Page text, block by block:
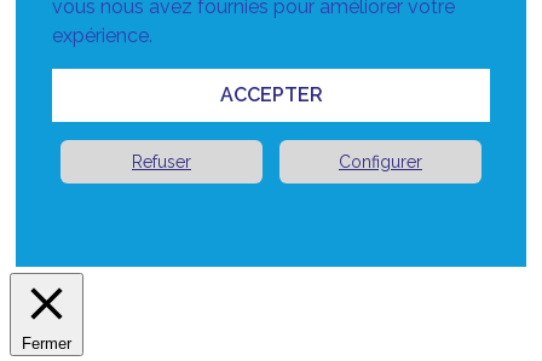
vous nous avez fournies pour améliorer votre
expérience.
ACCEPTER
Refuser Configurer
Fermer